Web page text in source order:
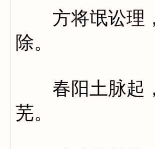
方将氓讼理，
除。
春阳土脉起，
芜。